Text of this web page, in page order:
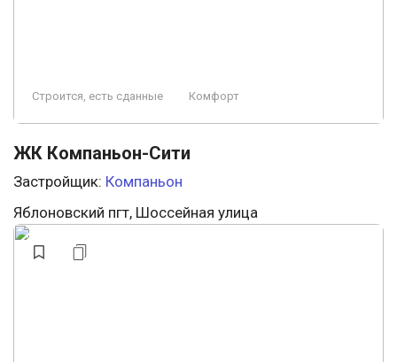
Строится, есть сданные Комфорт
ЖК Компаньон-Сити
Застройщик: Компаньон
Яблоновский пгт, Шоссейная улица